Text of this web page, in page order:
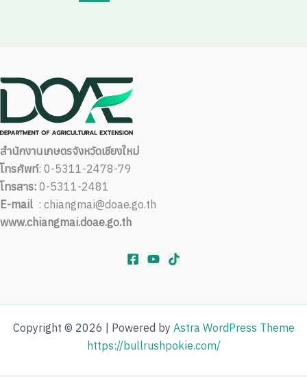
สำนักงานเกษตรจังหวัดเชียงใหม่
โทรศัพท์: 0-5311-2478-79
โทรสาร: 0-5311-2481
E-mail : chiangmai@doae.go.th
www.chiangmai.doae.go.th
Copyright © 2026 | Powered by Astra WordPress Theme
https://bullrushpokie.com/